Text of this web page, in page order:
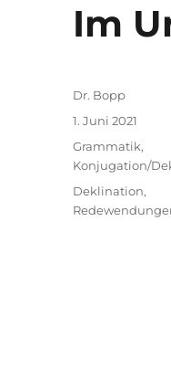
Im
Autor
Dr. Bopp
Veröffentlicht
1. Juni 2021
Kategorien
Grammatik,
Konjugation/
Schlagwörter
Deklination,